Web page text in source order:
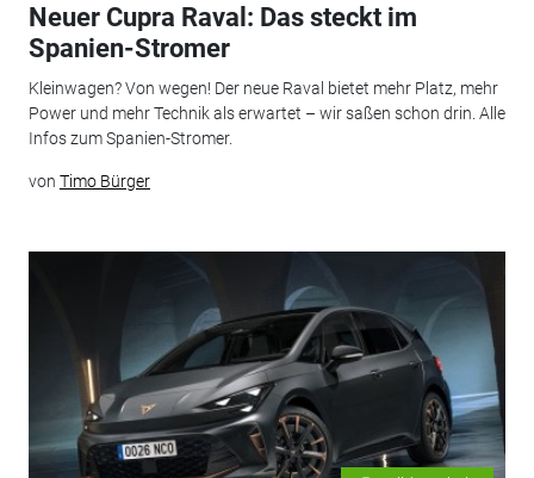
Neuer Cupra Raval: Das steckt im
Spanien-Stromer
Kleinwagen? Von wegen! Der neue Raval bietet mehr Platz, mehr
Power und mehr Technik als erwartet – wir saßen schon drin. Alle
Infos zum Spanien-Stromer.
von Timo Bürger